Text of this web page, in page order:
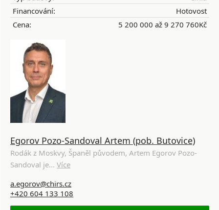
Financování:
Hotovost
Cena:
5 200 000 až 9 270 760Kč
Egorov Pozo-Sandoval Artem (pob. Butovice)
Rodák z Moskvy, Španěl původem, Artem Egorov Pozo-
Sandoval je... Více
a.egorov@chirs.cz
+420 604 133 108